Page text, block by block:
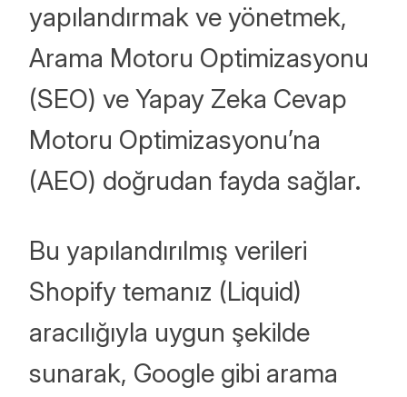
yapılandırmak ve yönetmek,
Arama Motoru Optimizasyonu
(SEO) ve Yapay Zeka Cevap
Motoru Optimizasyonu’na
(AEO) doğrudan fayda sağlar.
Bu yapılandırılmış verileri
Shopify temanız (Liquid)
aracılığıyla uygun şekilde
sunarak, Google gibi arama